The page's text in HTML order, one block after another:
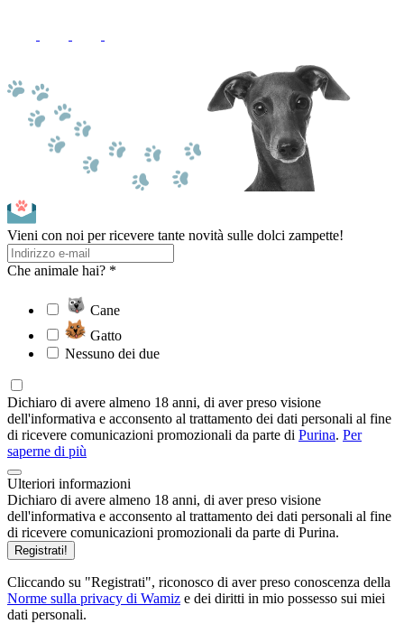
Vieni con noi per ricevere tante novità sulle dolci zampette!
Che animale hai? *
Cane
Gatto
Nessuno dei due
Dichiaro di avere almeno 18 anni, di aver preso visione
dell'informativa e acconsento al trattamento dei dati personali al fine
di ricevere comunicazioni promozionali da parte di Purina. Per
saperne di più
Ulteriori informazioni
Dichiaro di avere almeno 18 anni, di aver preso visione
dell'informativa e acconsento al trattamento dei dati personali al fine
di ricevere comunicazioni promozionali da parte di Purina.
Registrati!
Cliccando su "Registrati", riconosco di aver preso conoscenza della
Norme sulla privacy di Wamiz e dei diritti in mio possesso sui miei
dati personali.